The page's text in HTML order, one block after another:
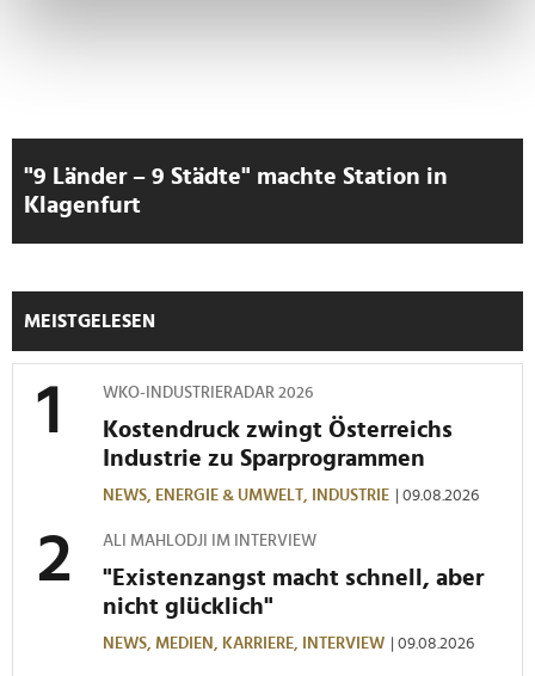
Wir verwenden Cookies, um Inhalte und Anzeigen zu
personalisieren, Funktionen für soziale Medien anbieten
zu können und die Zugriffe auf unsere Website zu
weiteren Daten zusammen, die Sie ihnen bereitgestellt
haben oder die sie im Rahmen Ihrer Nutzung der Dienste
gesammelt haben.
"9 Länder – 9 Städte" machte Station in
Klagenfurt
MEISTGELESEN
WKO-INDUSTRIERADAR 2026
Kostendruck zwingt Österreichs
Industrie zu Sparprogrammen
NEWS, ENERGIE & UMWELT, INDUSTRIE | 09.08.2026
ALI MAHLODJI IM INTERVIEW
"Existenzangst macht schnell, aber
nicht glücklich"
NEWS, MEDIEN, KARRIERE, INTERVIEW | 09.08.2026